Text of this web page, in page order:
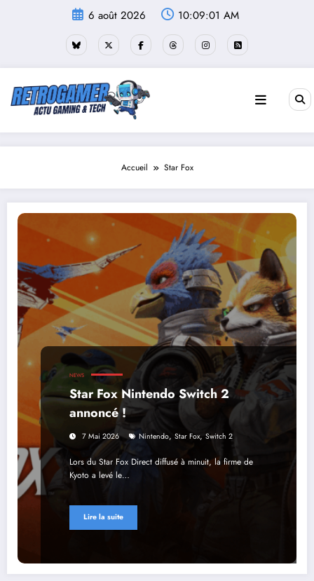
6 août 2026 10:09:02 AM
Accueil Star Fox
NEWS
Star Fox Nintendo Switch 2
annoncé !
7 Mai 2026 Nintendo, Star Fox, Switch 2
Lors du Star Fox Direct diffusé à minuit, la firme de
Kyoto a levé le…
Lire la suite